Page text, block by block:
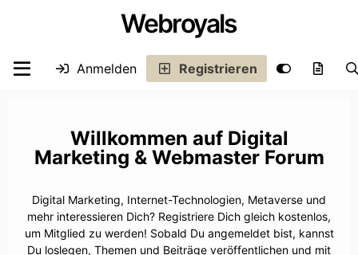
Webroyals
Anmelden Registrieren
Digital
Marketing & Webmaster Forum
Digital Marketing, Internet-Technologien, Metaverse und
mehr interessieren Dich? Registriere Dich gleich kostenlos,
um Mitglied zu werden! Sobald Du angemeldet bist, kannst
Du loslegen, Themen und Beiträge veröffentlichen und mit